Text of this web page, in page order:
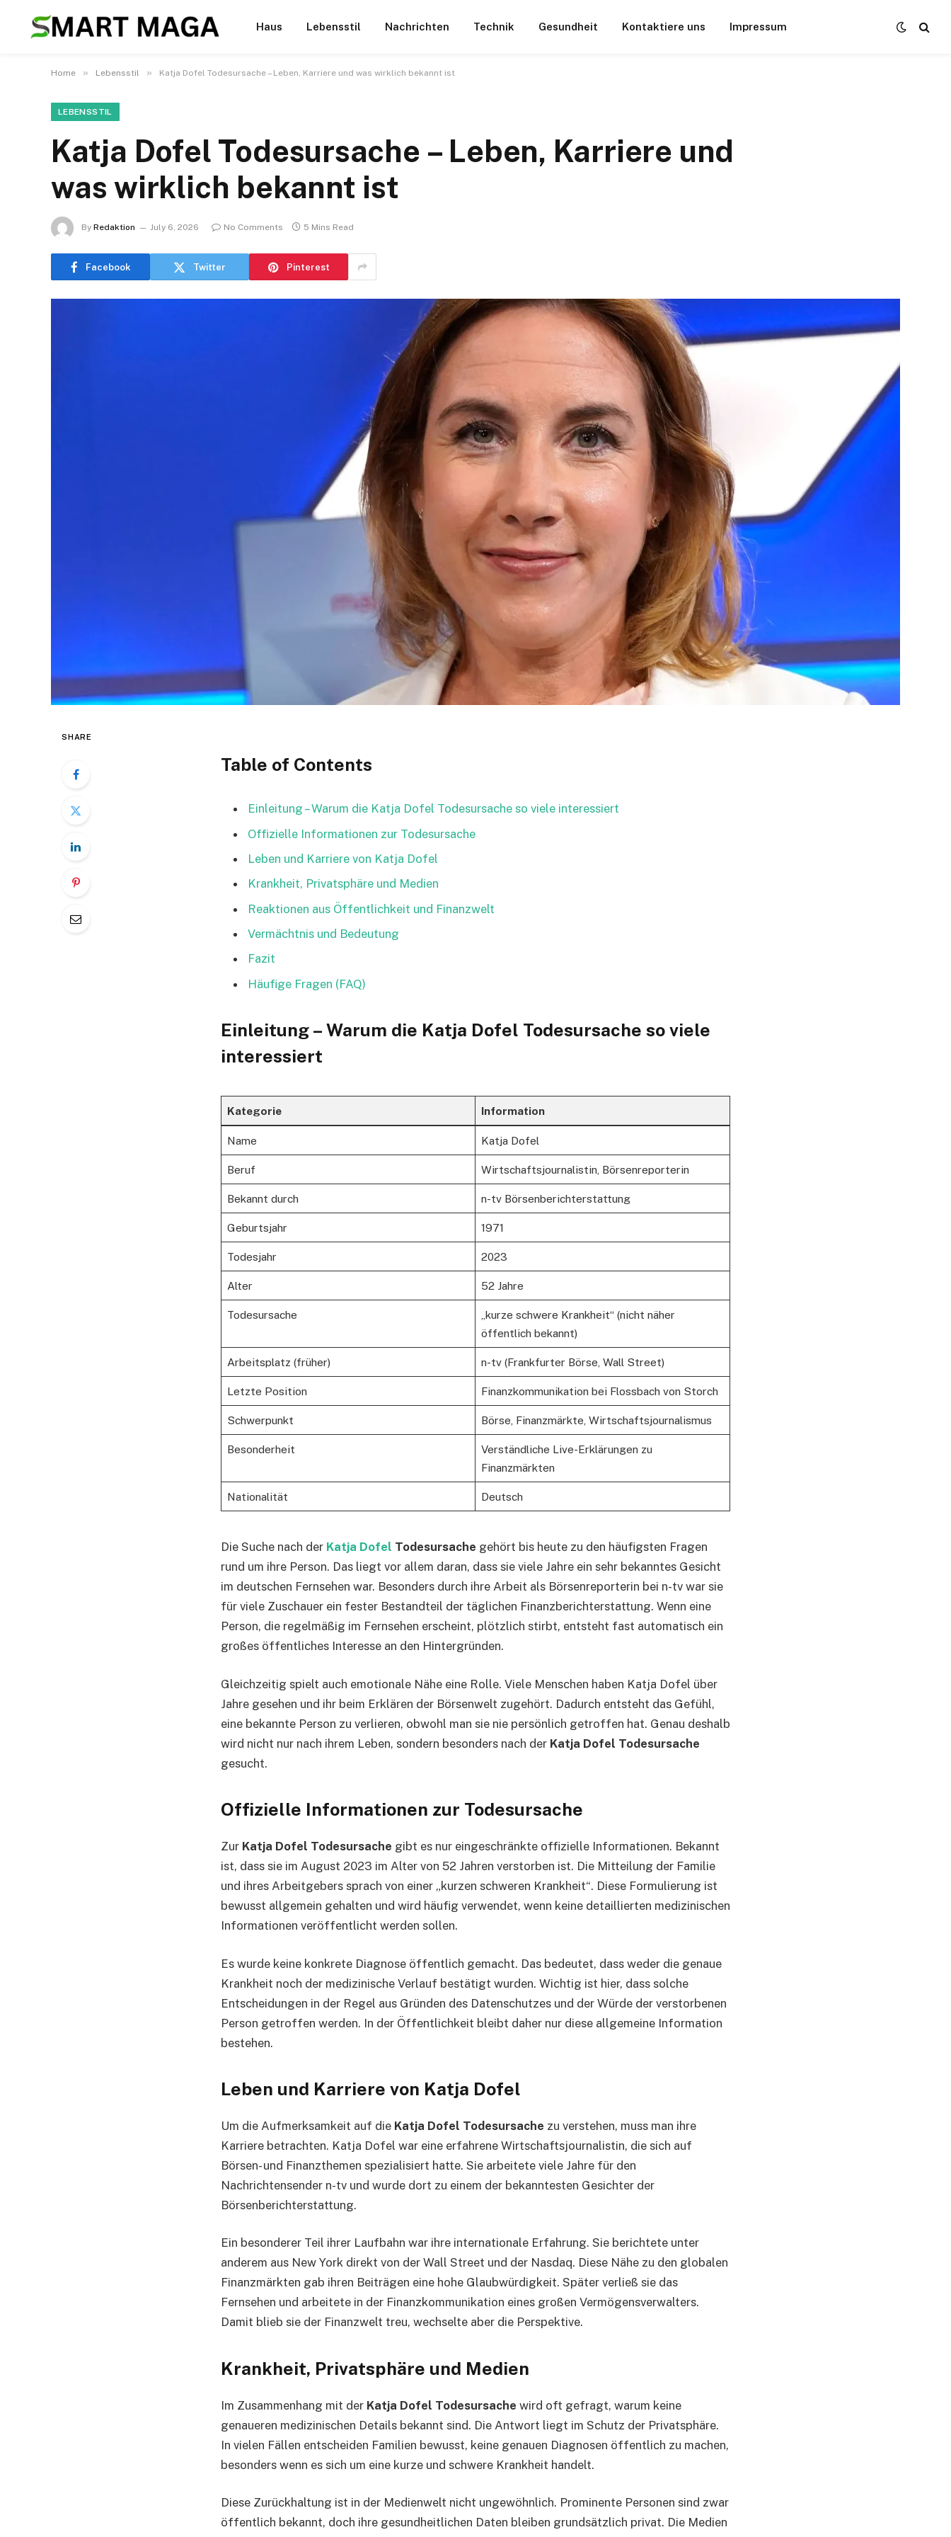
Haus Lebensstil Nachrichten Technik Gesundheit Kontaktiere uns Impressum
Home » Lebensstil » Katja Dofel Todesursache – Leben, Karriere und was wirklich bekannt ist
LEBENSSTIL
Katja Dofel Todesursache – Leben, Karriere und
was wirklich bekannt ist
By Redaktion July 6, 2026 No Comments 5 Mins Read
Facebook Twitter Pinterest
SHARE
Table of Contents
Einleitung – Warum die Katja Dofel Todesursache so viele interessiert
Offizielle Informationen zur Todesursache
Leben und Karriere von Katja Dofel
Krankheit, Privatsphäre und Medien
Reaktionen aus Öffentlichkeit und Finanzwelt
Vermächtnis und Bedeutung
Fazit
Häufige Fragen (FAQ)
Einleitung – Warum die Katja Dofel Todesursache so viele
interessiert
Kategorie Information
Name Katja Dofel
Beruf Wirtschaftsjournalistin, Börsenreporterin
Bekannt durch n-tv Börsenberichterstattung
Geburtsjahr 1971
Todesjahr 2023
Alter 52 Jahre
Todesursache
„kurze schwere Krankheit“ (nicht näher
öffentlich bekannt)
Arbeitsplatz (früher) n-tv (Frankfurter Börse, Wall Street)
Letzte Position Finanzkommunikation bei Flossbach von Storch
Schwerpunkt Börse, Finanzmärkte, Wirtschaftsjournalismus
Besonderheit
Verständliche Live-Erklärungen zu
Finanzmärkten
Nationalität Deutsch
Die Suche nach der Katja Dofel Todesursache gehört bis heute zu den häufigsten Fragen
rund um ihre Person. Das liegt vor allem daran, dass sie viele Jahre ein sehr bekanntes Gesicht
im deutschen Fernsehen war. Besonders durch ihre Arbeit als Börsenreporterin bei n-tv war sie
für viele Zuschauer ein fester Bestandteil der täglichen Finanzberichterstattung. Wenn eine
Person, die regelmäßig im Fernsehen erscheint, plötzlich stirbt, entsteht fast automatisch ein
großes öffentliches Interesse an den Hintergründen.
Gleichzeitig spielt auch emotionale Nähe eine Rolle. Viele Menschen haben Katja Dofel über
Jahre gesehen und ihr beim Erklären der Börsenwelt zugehört. Dadurch entsteht das Gefühl,
eine bekannte Person zu verlieren, obwohl man sie nie persönlich getroffen hat. Genau deshalb
wird nicht nur nach ihrem Leben, sondern besonders nach der Katja Dofel Todesursache
gesucht.
Offizielle Informationen zur Todesursache
Zur Katja Dofel Todesursache gibt es nur eingeschränkte offizielle Informationen. Bekannt
ist, dass sie im August 2023 im Alter von 52 Jahren verstorben ist. Die Mitteilung der Familie
und ihres Arbeitgebers sprach von einer „kurzen schweren Krankheit“. Diese Formulierung ist
bewusst allgemein gehalten und wird häufig verwendet, wenn keine detaillierten medizinischen
Informationen veröffentlicht werden sollen.
Es wurde keine konkrete Diagnose öffentlich gemacht. Das bedeutet, dass weder die genaue
Krankheit noch der medizinische Verlauf bestätigt wurden. Wichtig ist hier, dass solche
Entscheidungen in der Regel aus Gründen des Datenschutzes und der Würde der verstorbenen
Person getroffen werden. In der Öffentlichkeit bleibt daher nur diese allgemeine Information
bestehen.
Leben und Karriere von Katja Dofel
Um die Aufmerksamkeit auf die Katja Dofel Todesursache zu verstehen, muss man ihre
Karriere betrachten. Katja Dofel war eine erfahrene Wirtschaftsjournalistin, die sich auf
Börsen- und Finanzthemen spezialisiert hatte. Sie arbeitete viele Jahre für den
Nachrichtensender n-tv und wurde dort zu einem der bekanntesten Gesichter der
Börsenberichterstattung.
Ein besonderer Teil ihrer Laufbahn war ihre internationale Erfahrung. Sie berichtete unter
anderem aus New York direkt von der Wall Street und der Nasdaq. Diese Nähe zu den globalen
Finanzmärkten gab ihren Beiträgen eine hohe Glaubwürdigkeit. Später verließ sie das
Fernsehen und arbeitete in der Finanzkommunikation eines großen Vermögensverwalters.
Damit blieb sie der Finanzwelt treu, wechselte aber die Perspektive.
Krankheit, Privatsphäre und Medien
Im Zusammenhang mit der Katja Dofel Todesursache wird oft gefragt, warum keine
genaueren medizinischen Details bekannt sind. Die Antwort liegt im Schutz der Privatsphäre.
In vielen Fällen entscheiden Familien bewusst, keine genauen Diagnosen öffentlich zu machen,
besonders wenn es sich um eine kurze und schwere Krankheit handelt.
Diese Zurückhaltung ist in der Medienwelt nicht ungewöhnlich. Prominente Personen sind zwar
öffentlich bekannt, doch ihre gesundheitlichen Daten bleiben grundsätzlich privat. Die Medien